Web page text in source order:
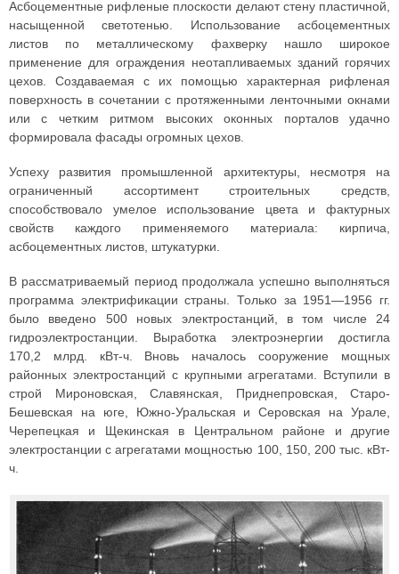
Асбоцементные рифленые плоскости делают стену пластичной,
насыщенной светотенью. Использование асбоцементных
листов по металлическому фахверку нашло широкое
применение для ограждения неотапливаемых зданий горячих
цехов. Создаваемая с их помощью характерная рифленая
поверхность в сочетании с протяженными ленточными окнами
или с четким ритмом высоких оконных порталов удачно
формировала фасады огромных цехов.
Успеху развития промышленной архитектуры, несмотря на
ограниченный ассортимент строительных средств,
способствовало умелое использование цвета и фактурных
свойств каждого применяемого материала: кирпича,
асбоцементных листов, штукатурки.
В рассматриваемый период продолжала успешно выполняться
программа электрификации страны. Только за 1951—1956 гг.
было введено 500 новых электростанций, в том числе 24
гидроэлектростанции. Выработка электроэнергии достигла
170,2 млрд. кВт-ч. Вновь началось сооружение мощных
районных электростанций с крупными агрегатами. Вступили в
строй Мироновская, Славянская, Приднепровская, Старо-
Бешевская на юге, Южно-Уральская и Серовская на Урале,
Черепецкая и Щекинская в Центральном районе и другие
электростанции с агрегатами мощностью 100, 150, 200 тыс. кВт-
ч.